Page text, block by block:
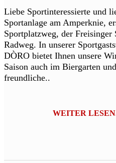
Liebe Sportinteressierte und
Sportanlage am Amperknie,
Sportplatzweg, der
Radweg. In unserer
DÒRO bietet Ihnen unsere
Saison auch im Biergarten
freundliche..
WEITER